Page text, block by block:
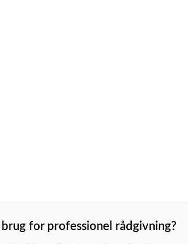
brug for professionel rådgivning?